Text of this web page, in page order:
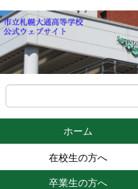
ホーム
在校生の方へ
卒業生の方へ